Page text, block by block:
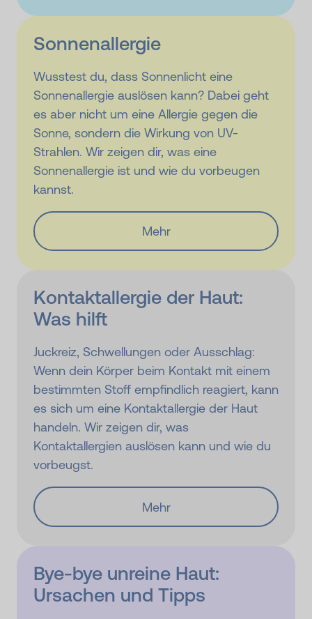
Sonnenallergie
Wusstest du, dass Sonnenlicht eine
Sonnenallergie auslösen kann? Dabei geht
es aber nicht um eine Allergie gegen die
Sonne, sondern die Wirkung von UV-
Strahlen. Wir zeigen dir, was eine
Sonnenallergie ist und wie du vorbeugen
kannst.
Mehr
Kontakt­allergie der Haut:
Was hilft
Juckreiz, Schwellungen oder Ausschlag:
Wenn dein Körper beim Kontakt mit einem
bestimmten Stoff empfindlich reagiert, kann
es sich um eine Kontaktallergie der Haut
handeln. Wir zeigen dir, was
Kontaktallergien auslösen kann und wie du
vorbeugst.
Mehr
Bye-bye unreine Haut:
Ursachen und Tipps